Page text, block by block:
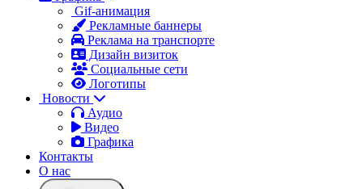
Gif-анимация
Рекламные баннеры
Реклама на транспорте
Дизайн визиток
Социальные сети
Логотипы
Новости
Аудио
Видео
Графика
Контакты
О нас